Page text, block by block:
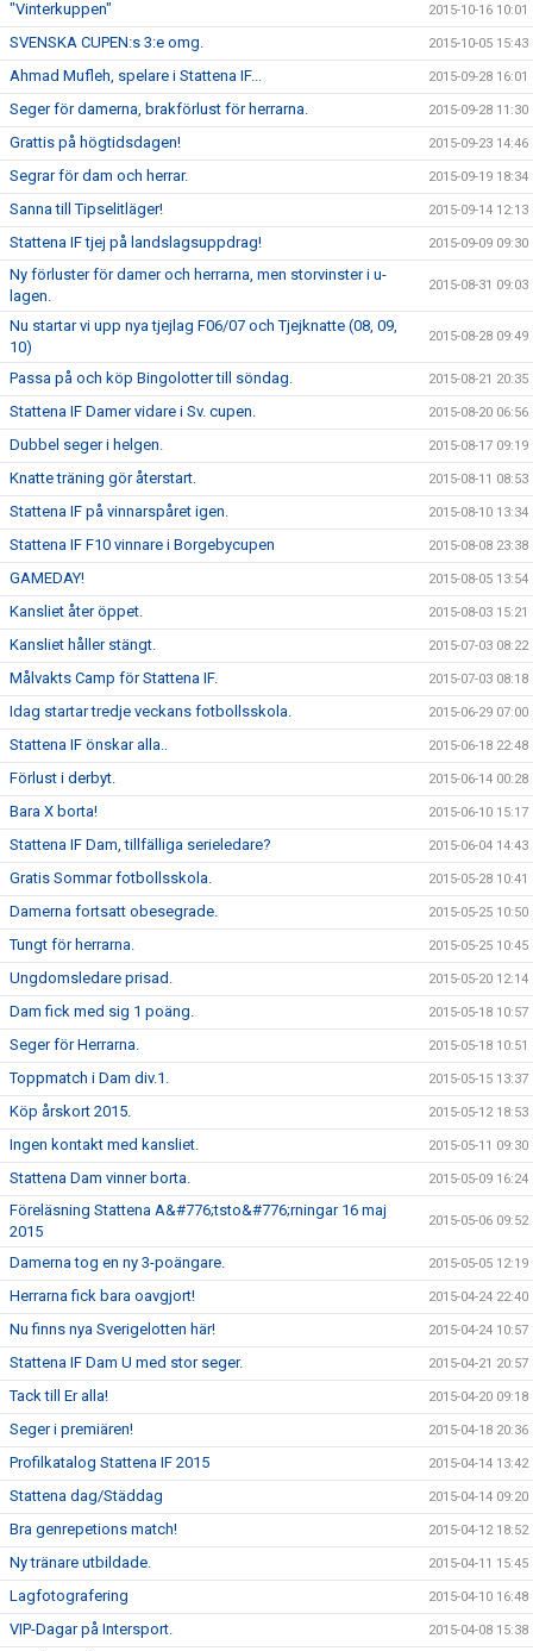
"Vinterkuppen" 2015-10-16 10:01
SVENSKA CUPEN:s 3:e omg. 2015-10-05 15:43
Ahmad Mufleh, spelare i Stattena IF... 2015-09-28 16:01
Seger för damerna, brakförlust för herrarna. 2015-09-28 11:30
Grattis på högtidsdagen! 2015-09-23 14:46
Segrar för dam och herrar. 2015-09-19 18:34
Sanna till Tipselitläger! 2015-09-14 12:13
Stattena IF tjej på landslagsuppdrag! 2015-09-09 09:30
Ny förluster för damer och herrarna, men storvinster i u-
lagen.
2015-08-31 09:03
Nu startar vi upp nya tjejlag F06/07 och Tjejknatte (08, 09,
10)
2015-08-28 09:49
Passa på och köp Bingolotter till söndag. 2015-08-21 20:35
Stattena IF Damer vidare i Sv. cupen. 2015-08-20 06:56
Dubbel seger i helgen. 2015-08-17 09:19
Knatte träning gör återstart. 2015-08-11 08:53
Stattena IF på vinnarspåret igen. 2015-08-10 13:34
Stattena IF F10 vinnare i Borgebycupen 2015-08-08 23:38
GAMEDAY! 2015-08-05 13:54
Kansliet åter öppet. 2015-08-03 15:21
Kansliet håller stängt. 2015-07-03 08:22
Målvakts Camp för Stattena IF. 2015-07-03 08:18
Idag startar tredje veckans fotbollsskola. 2015-06-29 07:00
Stattena IF önskar alla.. 2015-06-18 22:48
Förlust i derbyt. 2015-06-14 00:28
Bara X borta! 2015-06-10 15:17
Stattena IF Dam, tillfälliga serieledare? 2015-06-04 14:43
Gratis Sommar fotbollsskola. 2015-05-28 10:41
Damerna fortsatt obesegrade. 2015-05-25 10:50
Tungt för herrarna. 2015-05-25 10:45
Ungdomsledare prisad. 2015-05-20 12:14
Dam fick med sig 1 poäng. 2015-05-18 10:57
Seger för Herrarna. 2015-05-18 10:51
Toppmatch i Dam div.1. 2015-05-15 13:37
Köp årskort 2015. 2015-05-12 18:53
Ingen kontakt med kansliet. 2015-05-11 09:30
Stattena Dam vinner borta. 2015-05-09 16:24
Föreläsning Stattena A&#776;tsto&#776;rningar 16 maj
2015
2015-05-06 09:52
Damerna tog en ny 3-poängare. 2015-05-05 12:19
Herrarna fick bara oavgjort! 2015-04-24 22:40
Nu finns nya Sverigelotten här! 2015-04-24 10:57
Stattena IF Dam U med stor seger. 2015-04-21 20:57
Tack till Er alla! 2015-04-20 09:18
Seger i premiären! 2015-04-18 20:36
Profilkatalog Stattena IF 2015 2015-04-14 13:42
Stattena dag/Städdag 2015-04-14 09:20
Bra genrepetions match! 2015-04-12 18:52
Ny tränare utbildade. 2015-04-11 15:45
Lagfotografering 2015-04-10 16:48
VIP-Dagar på Intersport. 2015-04-08 15:38